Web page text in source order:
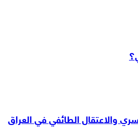
والاعتقال الطائفي في العراق